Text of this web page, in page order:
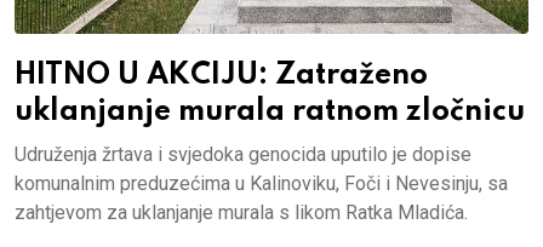
HITNO U AKCIJU: Zatraženo
uklanjanje murala ratnom zločnicu
Udruženja žrtava i svjedoka genocida uputilo je dopise
komunalnim preduzećima u Kalinoviku, Foči i Nevesinju, sa
zahtjevom za uklanjanje murala s likom Ratka Mladića.